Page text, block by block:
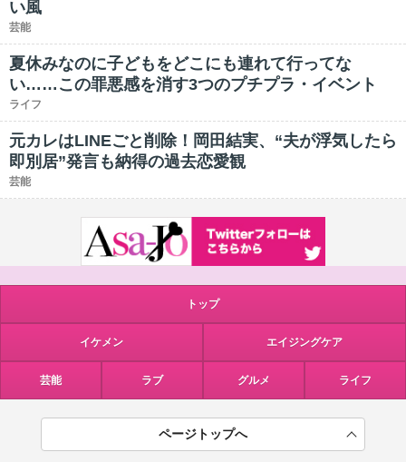
い風
芸能
夏休みなのに子どもをどこにも連れて行ってな
い……この罪悪感を消す3つのプチプラ・イベント
ライフ
元カレはLINEごと削除！岡田結実、“夫が浮気したら
即別居”発言も納得の過去恋愛観
芸能
トップ
イケメン エイジングケア
芸能 ラブ グルメ ライフ
ページトップへ